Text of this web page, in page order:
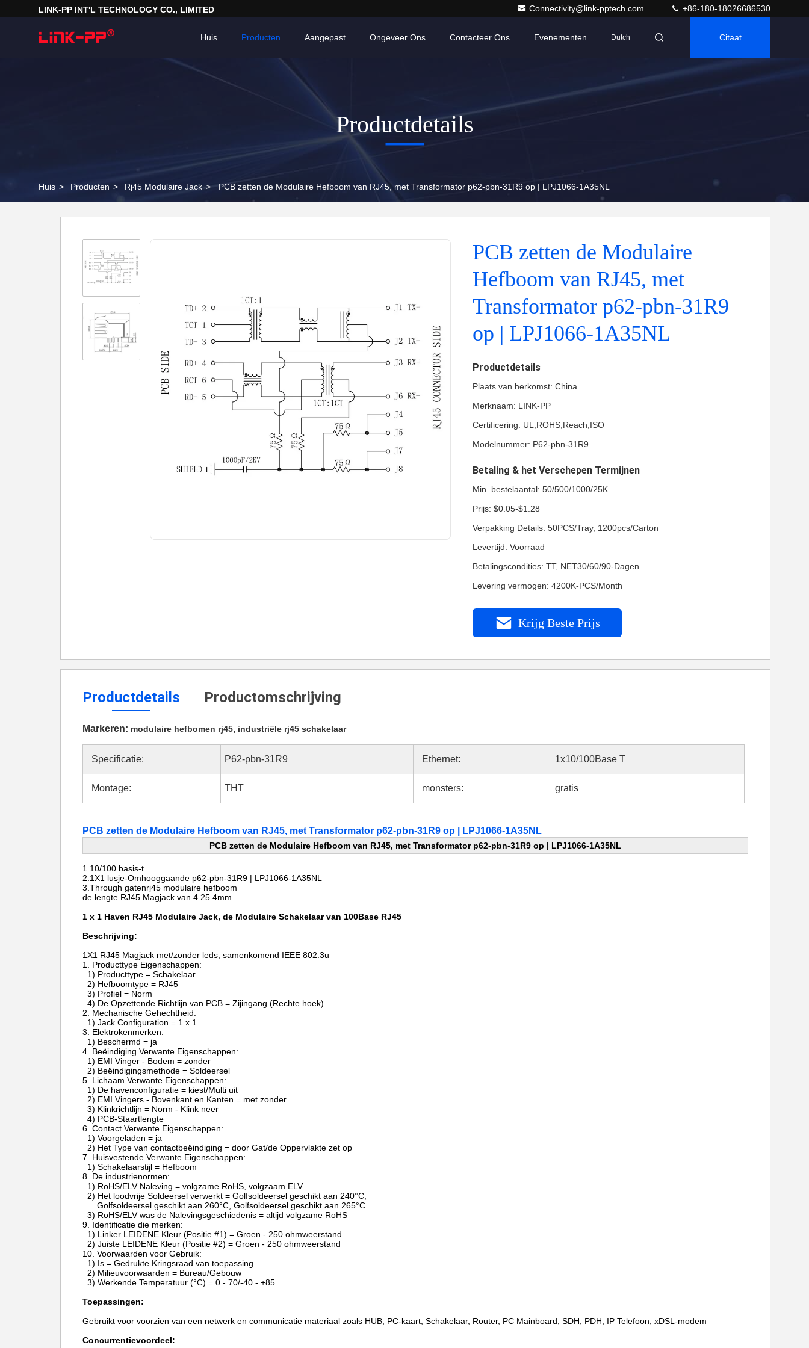
LINK-PP INT'L TECHNOLOGY CO., LIMITED Connectivity@link-pptech.com +86-180-18026686530
Huis Producten Ongeveer Ons Contacteer Ons Evenementen
Aangepast Dutch Citaat
Productdetails
Huis > Producten > Rj45 Modulaire Jack > PCB zetten de Modulaire Hefboom van RJ45, met Transformator p62-pbn-31R9 op | LPJ1066-1A35NL
PCB zetten de Modulaire
Hefboom van RJ45, met
Transformator p62-pbn-31R9
op | LPJ1066-1A35NL
Productdetails
Plaats van herkomst: China
Merknaam: LINK-PP
Certificering: UL,ROHS,Reach,ISO
Modelnummer: P62-pbn-31R9
Betaling & het Verschepen Termijnen
Min. bestelaantal: 50/500/1000/25K
Prijs: $0.05-$1.28
Verpakking Details: 50PCS/Tray, 1200pcs/Carton
Levertijd: Voorraad
Betalingscondities: TT, NET30/60/90-Dagen
Levering vermogen: 4200K-PCS/Month
Krijg Beste Prijs
Productdetails Productomschrijving
Markeren: modulaire hefbomen rj45, industriële rj45 schakelaar
Specificatie: P62-pbn-31R9 Ethernet: 1x10/100Base T
Montage: THT monsters: gratis
PCB zetten de Modulaire Hefboom van RJ45, met Transformator p62-pbn-31R9 op | LPJ1066-1A35NL
PCB zetten de Modulaire Hefboom van RJ45, met Transformator p62-pbn-31R9 op | LPJ1066-1A35NL
1.10/100 basis-t
2.1X1 lusje-Omhooggaande p62-pbn-31R9 | LPJ1066-1A35NL
3.Through gatenrj45 modulaire hefboom
de lengte RJ45 Magjack van 4.25.4mm
1 x 1 Haven RJ45 Modulaire Jack, de Modulaire Schakelaar van 100Base RJ45
Beschrijving:
1X1 RJ45 Magjack met/zonder leds, samenkomend IEEE 802.3u
1. Producttype Eigenschappen:
1) Producttype = Schakelaar
2) Hefboomtype = RJ45
3) Profiel = Norm
4) De Opzettende Richtlijn van PCB = Zijingang (Rechte hoek)
2. Mechanische Gehechtheid:
1) Jack Configuration = 1 x 1
3. Elektrokenmerken:
1) Beschermd = ja
4. Beëindiging Verwante Eigenschappen:
1) EMI Vinger - Bodem = zonder
2) Beëindigingsmethode = Soldeersel
5. Lichaam Verwante Eigenschappen:
1) De havenconfiguratie = kiest/Multi uit
2) EMI Vingers - Bovenkant en Kanten = met zonder
3) Klinkrichtlijn = Norm - Klink neer
4) PCB-Staartlengte
6. Contact Verwante Eigenschappen:
1) Voorgeladen = ja
2) Het Type van contactbeëindiging = door Gat/de Oppervlakte zet op
7. Huisvestende Verwante Eigenschappen:
1) Schakelaarstijl = Hefboom
8. De industrienormen:
1) RoHS/ELV Naleving = volgzame RoHS, volgzaam ELV
2) Het loodvrije Soldeersel verwerkt = Golfsoldeersel geschikt aan 240°C,
Golfsoldeersel geschikt aan 260°C, Golfsoldeersel geschikt aan 265°C
3) RoHS/ELV was de Nalevingsgeschiedenis = altijd volgzame RoHS
9. Identificatie die merken:
1) Linker LEIDENE Kleur (Positie #1) = Groen - 250 ohmweerstand
2) Juiste LEIDENE Kleur (Positie #2) = Groen - 250 ohmweerstand
10. Voorwaarden voor Gebruik:
1) Is = Gedrukte Kringsraad van toepassing
2) Milieuvoorwaarden = Bureau/Gebouw
3) Werkende Temperatuur (°C) = 0 - 70/-40 - +85
Toepassingen:
Gebruikt voor voorzien van een netwerk en communicatie materiaal zoals HUB, PC-kaart, Schakelaar, Router, PC Mainboard, SDH, PDH, IP Telefoon, xDSL-modem
Concurrentievoordeel: